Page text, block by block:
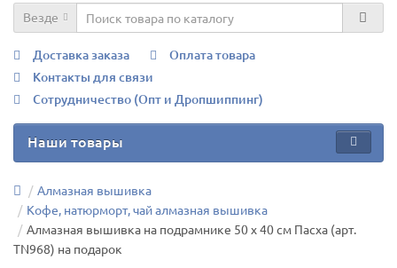
Везде
Доставка заказа
Оплата товара
Контакты для связи
Сотрудничество (Опт и Дропшиппинг)
Наши товары
Алмазная вышивка
Кофе, натюрморт, чай алмазная вышивка
Алмазная вышивка на подрамнике 50 х 40 см Пасха (арт.
TN968) на подарок